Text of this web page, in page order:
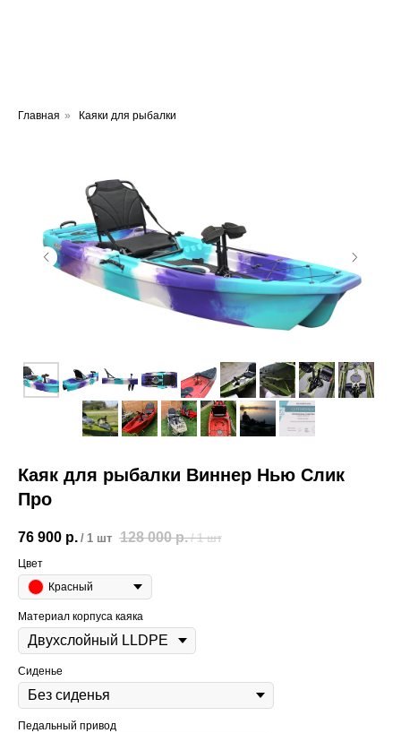
Главная » Каяки для рыбалки
Каяк для рыбалки Виннер Нью Слик
Про
76 900 р. / 1 шт 128 000 р. / 1 шт
Цвет
Красный
Материал корпуса каяка
Сиденье
Педальный привод